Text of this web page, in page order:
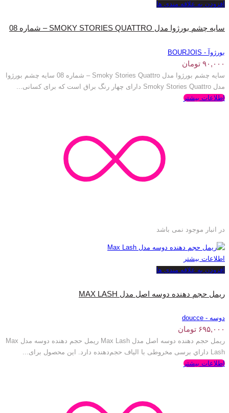
افزودن به علاقه مندی ها
سایه چشم بورژوا مدل SMOKY STORIES QUATTRO – شماره 08
بورژوآ - BOURJOIS
۹۰,۰۰۰ تومان
سایه چشم بورژوا مدل Smoky Stories Quattro – شماره 08 سایه چشم بورژوا
مدل Smoky Stories Quattro دارای چهار رنگ براق است که برای کسانی...
اطلاعات بیشتر
در انبار موجود نمی باشد
اطلاعات بیشتر
افزودن به علاقه مندی ها
ریمل حجم دهنده دوسه اصل مدل MAX LASH
دوسه - doucce
۶۹۵,۰۰۰ تومان
ریمل حجم دهنده دوسه اصل مدل Max Lash ریمل حجم دهنده دوسه مدل Max
Lash داراي برسی مخروطی با الیاف حجم‌دهنده دارد. این محصول برای...
اطلاعات بیشتر